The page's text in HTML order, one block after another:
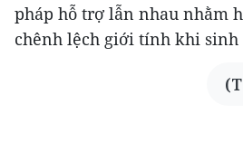
pháp hỗ trợ lẫn nhau nhằm
chênh lệch giới tính khi sinh